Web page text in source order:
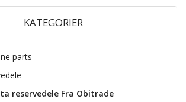
KATEGORIER
parts
reservedele Fra Obitrade